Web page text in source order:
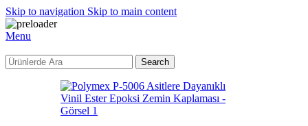
Skip to navigation Skip to main content
Menu
Search